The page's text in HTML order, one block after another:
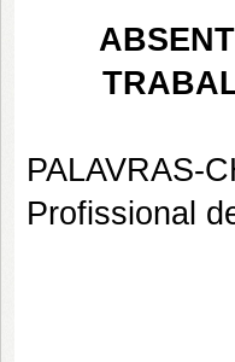
PALAVRAS-
Profissional